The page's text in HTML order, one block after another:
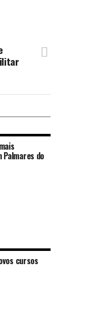
Palmares do
cursos